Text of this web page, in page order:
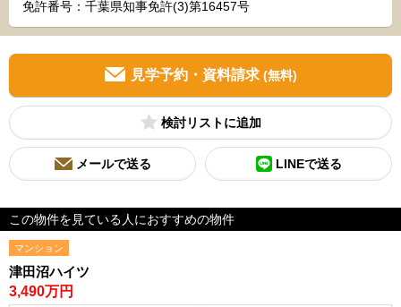
免許番号：千葉県知事免許(3)第16457号
見学予約・資料請求 (無料)
検討リスト
メールで送る LINEで送る
この物件を見ている人におすすめの物件
マンション
津田沼ハイツ
3,490万円